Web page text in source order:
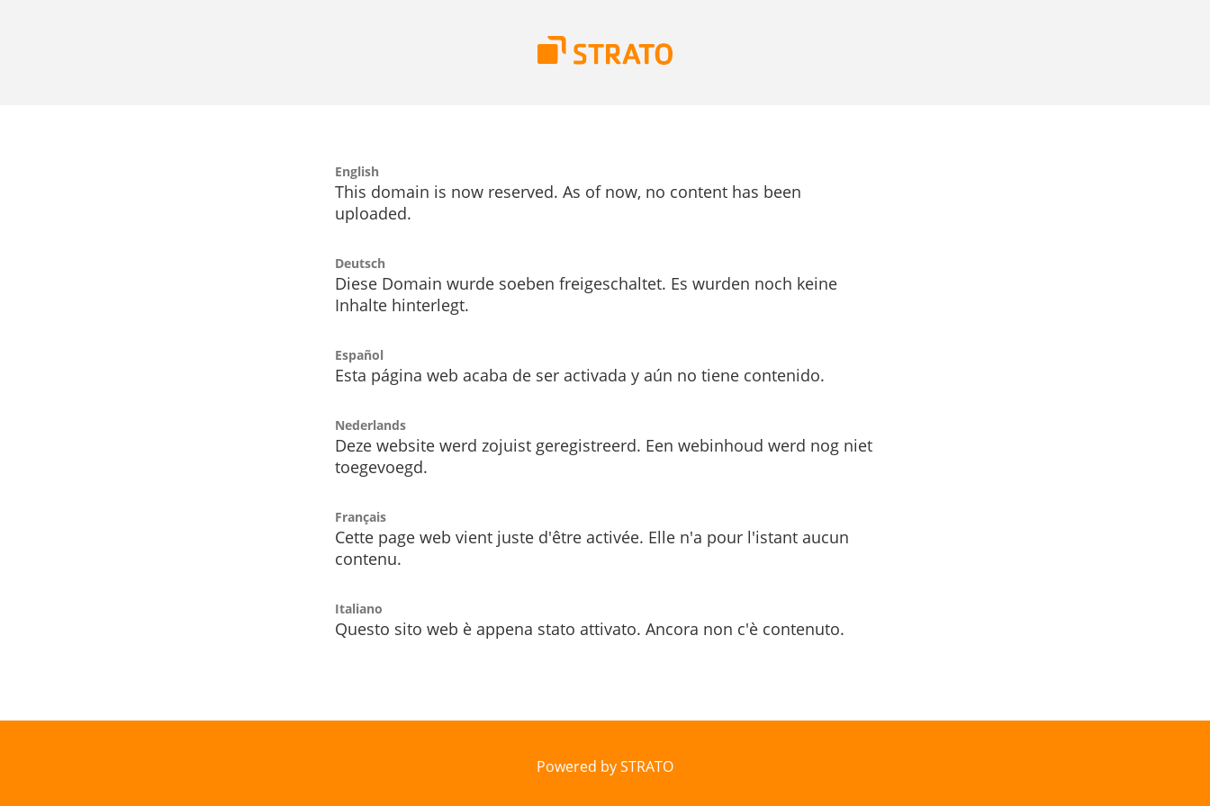
English
This domain is now reserved. As of now, no content has been
uploaded.
Deutsch
Diese Domain wurde soeben freigeschaltet. Es wurden noch keine
Inhalte hinterlegt.
Español
Esta página web acaba de ser activada y aún no tiene contenido.
Nederlands
Deze website werd zojuist geregistreerd. Een webinhoud werd nog niet
toegevoegd.
Français
Cette page web vient juste d'être activée. Elle n'a pour l'istant aucun
contenu.
Italiano
Questo sito web è appena stato attivato. Ancora non c'è contenuto.
Powered by STRATO